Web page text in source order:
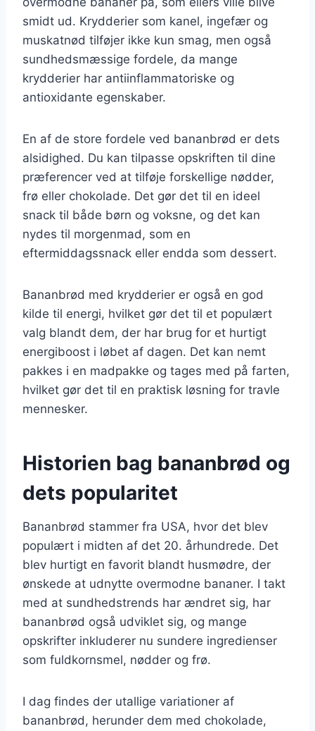
smidt ud. Krydderier som kanel, ingefær og
muskatnød tilføjer ikke kun smag, men også
sundhedsmæssige fordele, da mange
krydderier har antiinflammatoriske og
antioxidante egenskaber.
En af de store fordele ved bananbrød er dets
alsidighed. Du kan tilpasse opskriften til dine
præferencer ved at tilføje forskellige nødder,
frø eller chokolade. Det gør det til en ideel
snack til både børn og voksne, og det kan
nydes til morgenmad, som en
eftermiddagssnack eller endda som dessert.
Bananbrød med krydderier er også en god
kilde til energi, hvilket gør det til et populært
valg blandt dem, der har brug for et hurtigt
energiboost i løbet af dagen. Det kan nemt
pakkes i en madpakke og tages med på farten,
hvilket gør det til en praktisk løsning for travle
mennesker.
Historien bag bananbrød og
dets popularitet
Bananbrød stammer fra USA, hvor det blev
populært i midten af det 20. århundrede. Det
blev hurtigt en favorit blandt husmødre, der
ønskede at udnytte overmodne bananer. I takt
med at sundhedstrends har ændret sig, har
bananbrød også udviklet sig, og mange
opskrifter inkluderer nu sundere ingredienser
som fuldkornsmel, nødder og frø.
I dag findes der utallige variationer af
bananbrød, herunder dem med chokolade,